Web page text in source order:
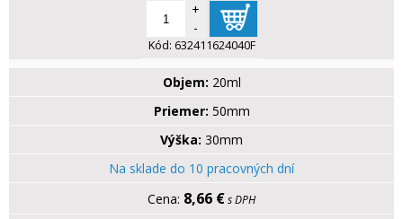
+
-
Kód: 632411624040F
Objem: 20ml
Priemer: 50mm
Výška: 30mm
Na sklade do 10 pracovných dní
8,66 €s DPH